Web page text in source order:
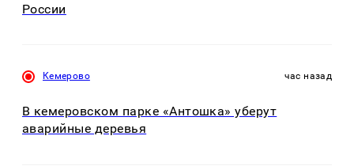
России
Кемерово час назад
В кемеровском парке «Антошка» уберут
аварийные деревья